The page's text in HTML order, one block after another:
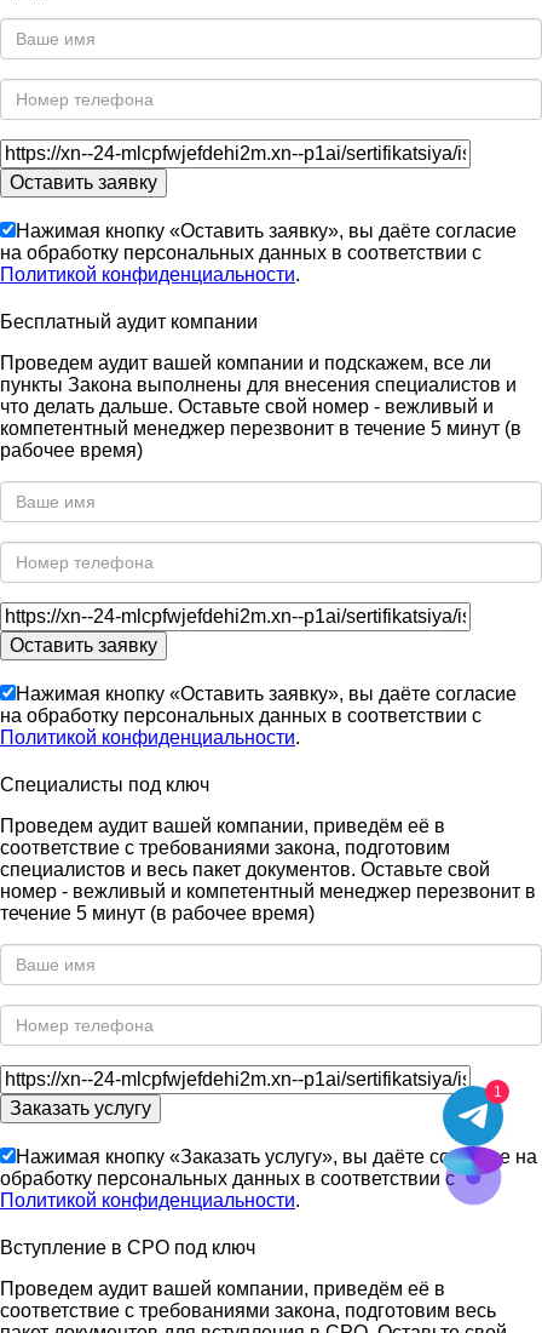
Нажимая кнопку «Оставить заявку», вы даёте согласие
на обработку персональных данных в соответствии с
Политикой конфиденциальности.
Бесплатный аудит компании
Проведем аудит вашей компании и подскажем, все ли
пункты Закона выполнены для внесения специалистов и
что делать дальше. Оставьте свой номер - вежливый и
компетентный менеджер перезвонит в течение 5 минут (в
рабочее время)
Нажимая кнопку «Оставить заявку», вы даёте согласие
на обработку персональных данных в соответствии с
Политикой конфиденциальности.
Специалисты под ключ
Проведем аудит вашей компании, приведём её в
соответствие с требованиями закона, подготовим
специалистов и весь пакет документов. Оставьте свой
номер - вежливый и компетентный менеджер перезвонит в
течение 5 минут (в рабочее время)
Нажимая кнопку «Заказать услугу», вы даёте согласие на
обработку персональных данных в соответствии с
Политикой конфиденциальности.
Вступление в СРО под ключ
Проведем аудит вашей компании, приведём её в
соответствие с требованиями закона, подготовим весь
1